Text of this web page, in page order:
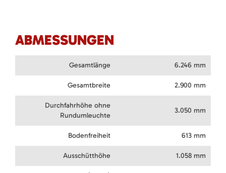
ABMESSUNGEN
Gesamtlänge 6.246 mm
Gesamtbreite 2.900 mm
Durchfahrhöhe ohne
Rundumleuchte
3.050 mm
Bodenfreiheit 613 mm
Ausschütthöhe 1.058 mm